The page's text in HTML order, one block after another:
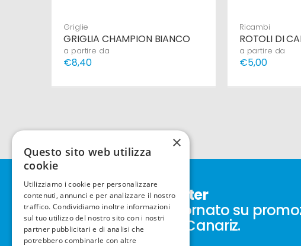
Griglie
GRIGLIA CHAMPION BIANCO
a partire da
€8,40
Ricambi
ROTOLI DI
a partire da
€5,00
Iscriviti alla newsletter
Resta sempre aggiornato su
nuovi prodotti New Canariz.
×
Questo sito web utilizza
cookie
Utilizziamo i cookie per personalizzare
contenuti, annunci e per analizzare il nostro
traffico. Condividiamo inoltre informazioni
sul tuo utilizzo del nostro sito con i nostri
partner pubblicitari e di analisi che
potrebbero combinarle con altre